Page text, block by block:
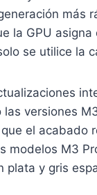
más
la GPU
se utilice la
las versiones
el acabado
modelos M3
plata y gris